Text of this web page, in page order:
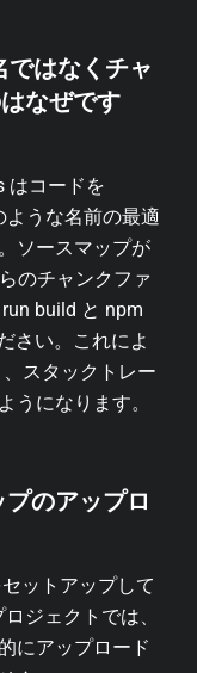
はなくチャ
なぜです
はコードを
うな名前の最適
ソースマップが
のチャンクファ
build と npm
さい。これによ
スタックトレー
うになります。
のアップロ
ットアップして
ジェクトでは、
にアップロード